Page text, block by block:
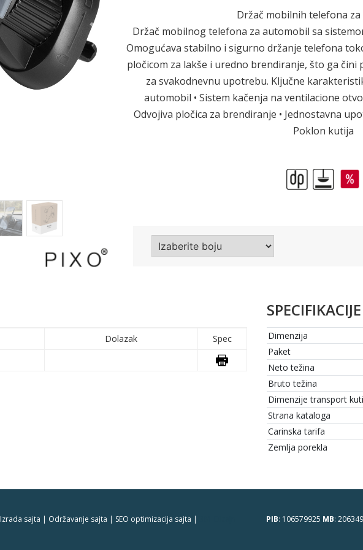
Držač mobilnih telefona
Držač mobilnog telefona za automobil sa
Omogućava stabilno i sigurno držanje telefona
pločicom za lakše i uredno brendiranje, što ga
za svakodnevnu upotrebu. Ključne
automobil • Sistem kačenja na ventilacione
Odvojiva pločica za brendiranje • Jednostavna
Poklon kutija
Dolazak
Spec
SPECIFIKACIJE
Dimenzija
Paket
Neto težina
Bruto težina
Dimenzije transport
Strana kataloga
Carinska tarifa
Zemlja porekla
Izrada sajta | Održavanje sajta | SEO optimizacija sajta | PIB: 106579925 MB: